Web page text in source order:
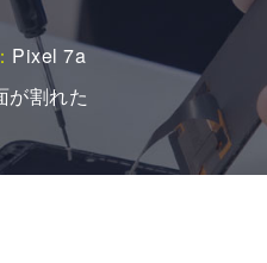
iPhone SE2
ーの持ちが悪い